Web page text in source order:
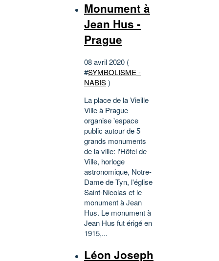
Monument à
Jean Hus -
Prague
08 avril 2020 (
#SYMBOLISME -
NABIS)
La place de la Vieille
Ville à Prague
organise 'espace
public autour de 5
grands monuments
de la ville: l'Hôtel de
Ville, horloge
astronomique, Notre-
Dame de Tyn, l'église
Saint-Nicolas et le
monument à Jean
Hus. Le monument à
Jean Hus fut érigé en
1915,...
Léon Joseph